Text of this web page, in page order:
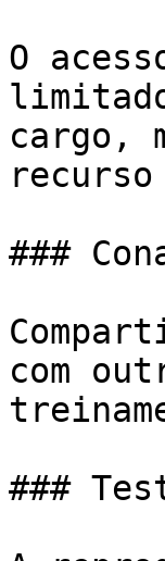
O
cargo,
###
com
###